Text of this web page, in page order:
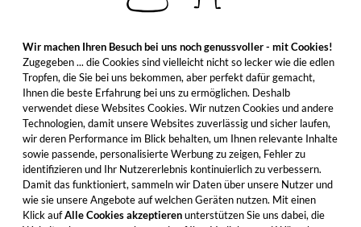
Wir machen Ihren Besuch bei uns noch genussvoller - mit Cookies!
Zugegeben ... die Cookies sind vielleicht nicht so lecker wie die edlen
Tropfen, die Sie bei uns bekommen, aber perfekt dafür gemacht,
Ihnen die beste Erfahrung bei uns zu ermöglichen. Deshalb
verwendet diese Websites Cookies. Wir nutzen Cookies und andere
Technologien, damit unsere Websites zuverlässig und sicher laufen,
wir deren Performance im Blick behalten, um Ihnen relevante Inhalte
sowie passende, personalisierte Werbung zu zeigen, Fehler zu
identifizieren und Ihr Nutzererlebnis kontinuierlich zu verbessern.
Damit das funktioniert, sammeln wir Daten über unsere Nutzer und
wie sie unsere Angebote auf welchen Geräten nutzen. Mit einen
Klick aufAlle Cookies akzeptierenunterstützen Sie uns dabei, die